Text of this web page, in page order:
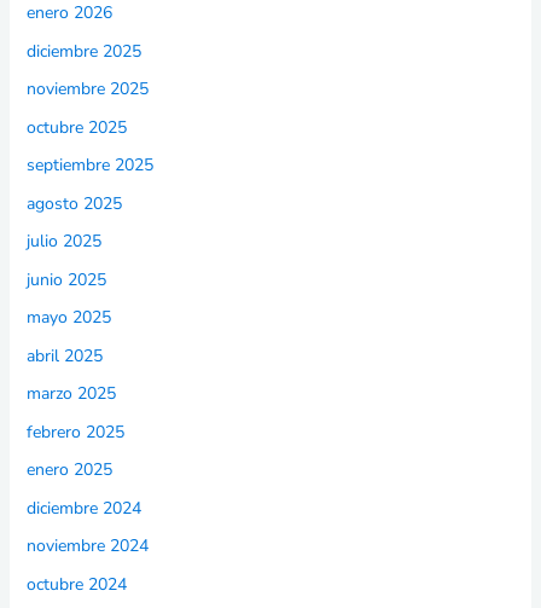
enero 2026
diciembre 2025
noviembre 2025
octubre 2025
septiembre 2025
agosto 2025
julio 2025
junio 2025
mayo 2025
abril 2025
marzo 2025
febrero 2025
enero 2025
diciembre 2024
noviembre 2024
octubre 2024